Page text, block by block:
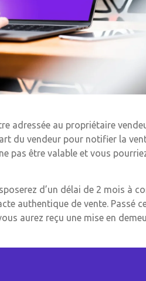
adressée au propriétaire
du vendeur pour notifier la
pas être valable et vous
d’un délai de 2 mois à
authentique de vente. Passé
aurez reçu une mise en